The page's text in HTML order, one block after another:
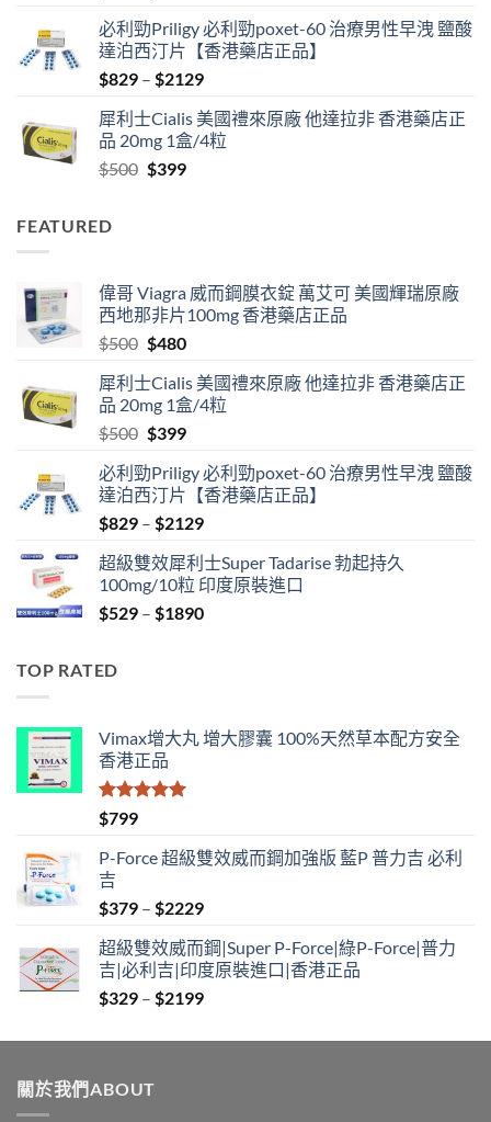
was:
$500.
is:
$480.
必利勁Priligy 必利勁poxet-60 治療男性早洩 鹽酸
達泊西汀片【香港藥店正品】
$829 – $2129Price
$829
through
犀利士Cialis 美國禮來原廠 他達拉非 香港藥店正
品 20mg 1盒/4粒
$500 Original
$399Current
FEATURED
偉哥 Viagra 威而鋼膜衣錠 萬艾可 美國輝瑞原廠
西地那非片100mg 香港藥店正品
$500 Original
was:
$500.
$480Current
is:
$480.
犀利士Cialis 美國禮來原廠 他達拉非 香港藥店正
品 20mg 1盒/4粒
$500 Original
was:
$500.
$399Current
is:
$399.
必利勁Priligy 必利勁poxet-60 治療男性早洩 鹽酸
達泊西汀片【香港藥店正品】
$829 – $2129Price
$829
through
$2129
超級雙效犀利士Super Tadarise 勃起持久
100mg/10粒 印度原裝進口
$529 – $1890Price
TOP RATED
Vimax增大丸 增大膠囊 100%天然草本配方安全
香港正品
評分
滿分 5
$799
P-Force 超級雙效威而鋼加強版 藍P 普力吉 必利
吉
$379 – $2229Price
$379
through
$2229
超級雙效威而鋼|Super P-Force|綠P-Force|普力
吉|必利吉|印度原裝進口|香港正品
$329 – $2199Price
$329
關於我們ABOUT